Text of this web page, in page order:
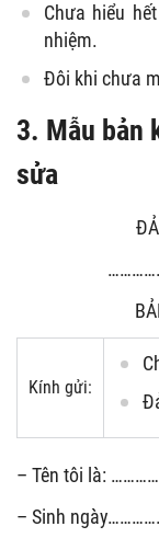
Chưa hiểu
nhiệm.
Đôi khi chưa
3. Mẫu bản
sửa
Kính gửi:
– Tên tôi là:
– Sinh